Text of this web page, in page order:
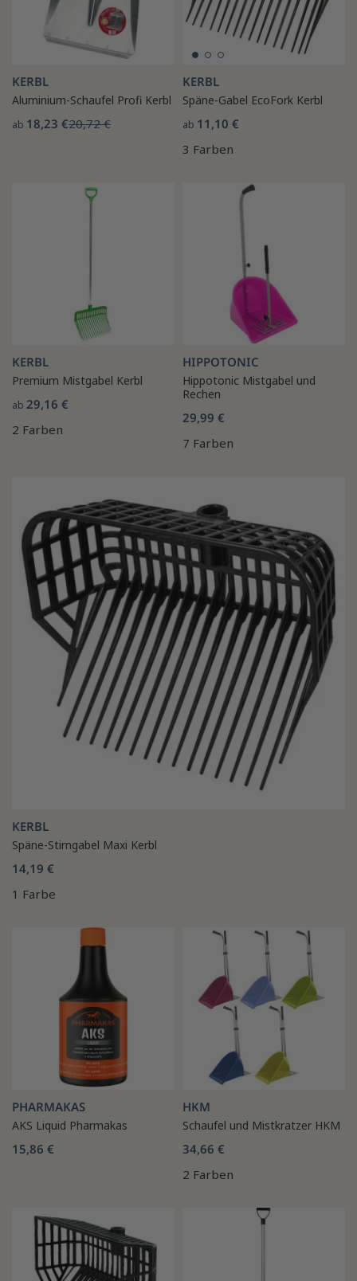
KERBL
Aluminium-Schaufel Profi Kerbl
ab 18,23 €20,72 €
KERBL
Späne-Gabel EcoFork Kerbl
ab 11,10 €
3 Farben
KERBL
Premium Mistgabel Kerbl
ab 29,16 €
2 Farben
HIPPOTONIC
Hippotonic Mistgabel und
Rechen
29,99 €
7 Farben
KERBL
Späne-Stirngabel Maxi Kerbl
14,19 €
1 Farbe
PHARMAKAS
AKS Liquid Pharmakas
15,86 €
HKM
Schaufel und Mistkratzer HKM
34,66 €
2 Farben